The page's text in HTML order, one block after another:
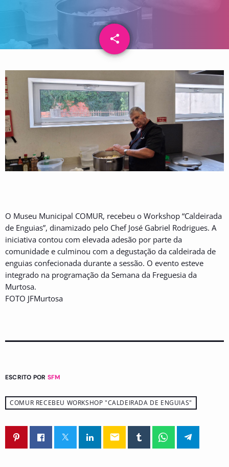
share
email
O Museu Municipal COMUR, recebeu o Workshop “Caldeirada
de Enguias”, dinamizado pelo Chef José Gabriel Rodrigues. A
iniciativa contou com elevada adesão por parte da
comunidade e culminou com a degustação da caldeirada de
enguias confecionada durante a sessão. O evento esteve
integrado na programação da Semana da Freguesia da
Murtosa.
FOTO JFMurtosa
ESCRITO POR SFM
COMUR RECEBEU WORKSHOP "CALDEIRADA DE ENGUIAS"
email